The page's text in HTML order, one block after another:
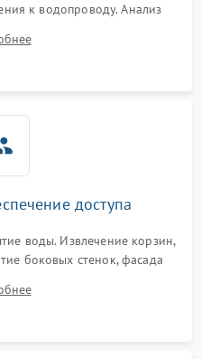
к водопроводу. Анализ
нагрева, вращения
системы защиты
доступа
воды. Извлечение корзин,
боковых стенок, фасада
ТЭНу и сливной помпе.